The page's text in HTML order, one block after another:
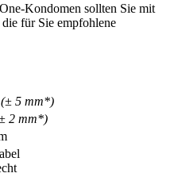
Kondomen sollten Sie mit
für Sie empfohlene
(± 5 mm*)
2 mm*)